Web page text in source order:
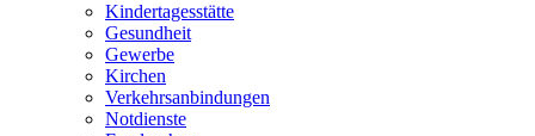
Kindertagesstätte
Gesundheit
Gewerbe
Kirchen
Verkehrsanbindungen
Notdienste